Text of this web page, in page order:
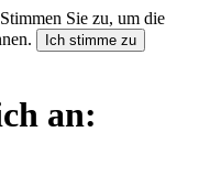
Sie zu, um die
Ich stimme zu
an: